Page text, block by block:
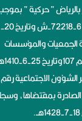
بالرياض ” حركية ”
خطاب وزارة الشؤون الإجتماعية رقم 6-72218-ش وتاريخ 20-
الجمعيات والمؤسسات
الخيرية الصادرة
الشؤون الاجتماعية رقم
والتعليمات الصادرة بمقتضاها،